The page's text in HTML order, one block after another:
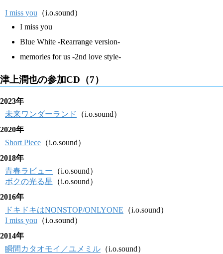
I miss you （i.o.sound）
I miss you
Blue White -Rearrange version-
memories for us -2nd love style-
津上潤也の参加CD（7）
2023年
未来ワンダーランド
（i.o.sound）
2020年
Short Piece （i.o.sound）
2018年
青春ラビュー （i.o.sound）
ボクの光る星
（i.o.sound）
2016年
ドキドキはNONSTOP/ONLYONE （i.o.sound）
I miss you （i.o.sound）
2014年
瞬間カタオモイ／ユメミル （i.o.sound）